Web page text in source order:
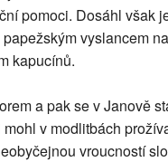
pomoci. Dosáhl však
vyslancem
kapucínů.
a pak se v Janově
v modlitbách
vroucností